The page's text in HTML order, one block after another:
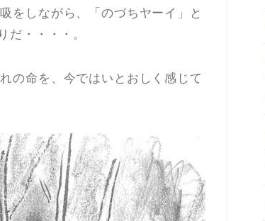
をしながら、「のづちヤーイ」と
だ・・・・。
の命を、今ではいとおしく感じて